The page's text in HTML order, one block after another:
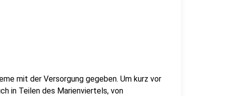
mit der Versorgung gegeben. Um kurz vor
in Teilen des Marienviertels, von